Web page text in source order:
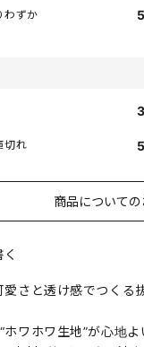
5
わずか
3
5
切れ
商品について
さと透け感でつくる
ワホワ生地”が心地よ